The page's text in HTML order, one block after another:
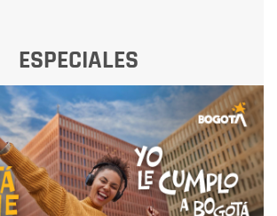
ESPECIALES